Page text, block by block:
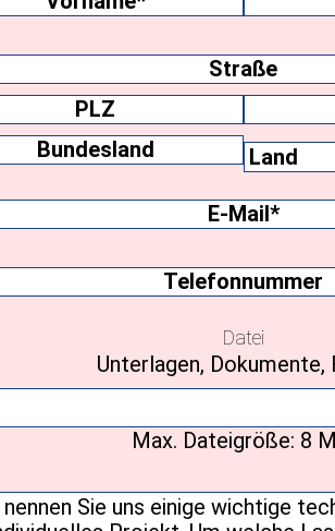
Ort
E-
Datei
Unterlagen, Dokumente,
Max. Dateigröße: 8
Ihre
Nachricht